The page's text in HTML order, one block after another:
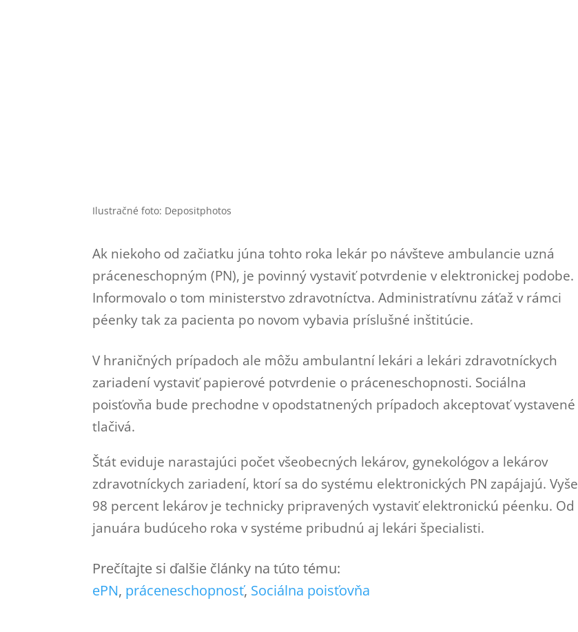
Ilustračné foto: Depositphotos
Ak niekoho od začiatku júna tohto roka lekár po návšteve ambulancie uzná
práceneschopným (PN), je povinný vystaviť potvrdenie v elektronickej podobe.
Informovalo o tom ministerstvo zdravotníctva. Administratívnu záťaž v rámci
péenky tak za pacienta po novom vybavia príslušné inštitúcie.
V hraničných prípadoch ale môžu ambulantní lekári a lekári zdravotníckych
zariadení vystaviť papierové potvrdenie o práceneschopnosti. Sociálna
poisťovňa bude prechodne v opodstatnených prípadoch akceptovať vystavené
tlačivá.
Štát eviduje narastajúci počet všeobecných lekárov, gynekológov a lekárov
zdravotníckych zariadení, ktorí sa do systému elektronických PN zapájajú. Vyše
98 percent lekárov je technicky pripravených vystaviť elektronickú péenku. Od
januára budúceho roka v systéme pribudnú aj lekári špecialisti.
Prečítajte si ďalšie články na túto tému:
ePN, práceneschopnosť, Sociálna poisťovňa